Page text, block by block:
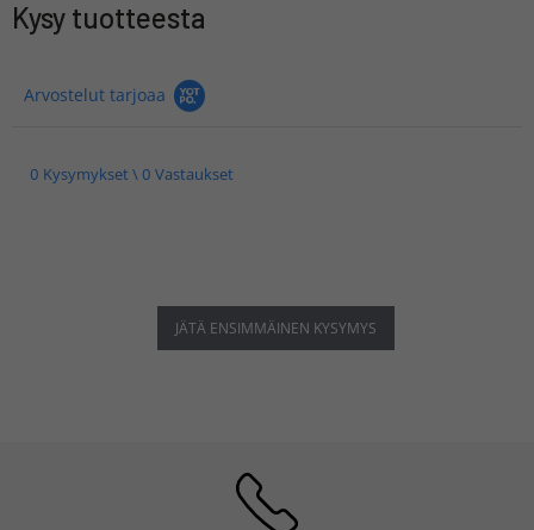
Kysy tuotteesta
Arvostelut tarjoaa
0 Kysymykset \ 0 Vastaukset
JÄTÄ ENSIMMÄINEN KYSYMYS